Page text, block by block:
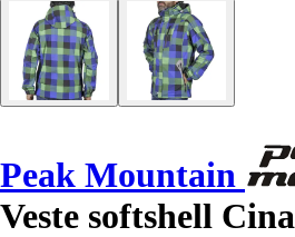
Peak Mountain
Veste softshell Cina